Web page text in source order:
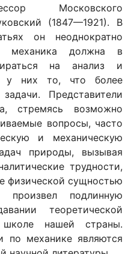
Московского
(1847—1921). В
он неоднократно
должна в
на анализ и
у них то, что более
Представители
стремясь возможно
вопросы, часто
и механическую
природы, вызывая
трудности,
физической сущностью
произвел подлинную
теоретической
нашей страны.
по механике являются